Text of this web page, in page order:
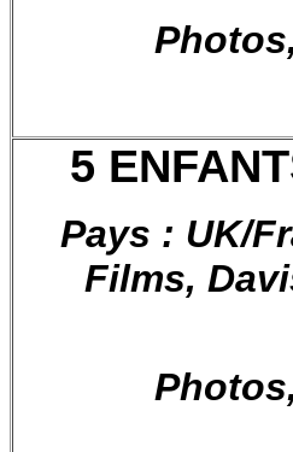
5
Pays : UK/
Films,